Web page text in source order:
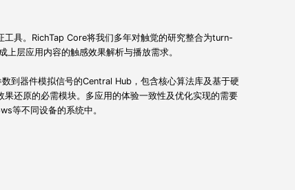
具。RichTap Core将我们多年对触觉的研究整合为turn-
层应用内容的触感效果解析与播放需求。
到器件模拟信号的Central Hub，包含核心算法库及基于硬
还原的必需模块。多应用的体验一致性及优化实现的需要
等不同设备的系统中。